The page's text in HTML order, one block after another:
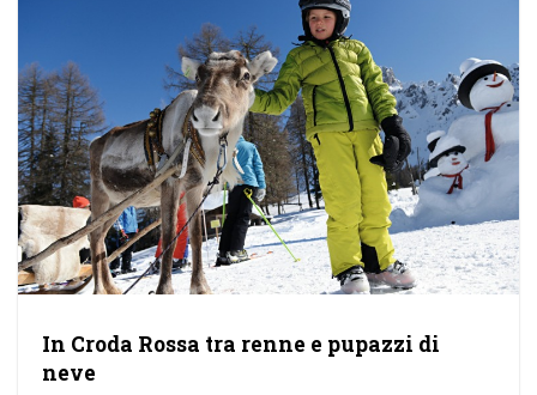
In Croda Rossa tra renne e pupazzi di
neve